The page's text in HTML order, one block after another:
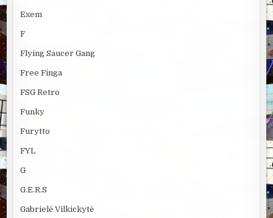
Exem
F
Flying Saucer Gang
Free Finga
FSG Retro
Funky
Furytto
FYL
G
G.E.R.S
Gabrielė Vilkickytė